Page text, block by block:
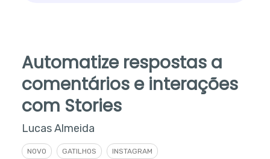
Automatize respostas a
comentários e interações
com Stories
Lucas Almeida
NOVO GATILHOS INSTAGRAM